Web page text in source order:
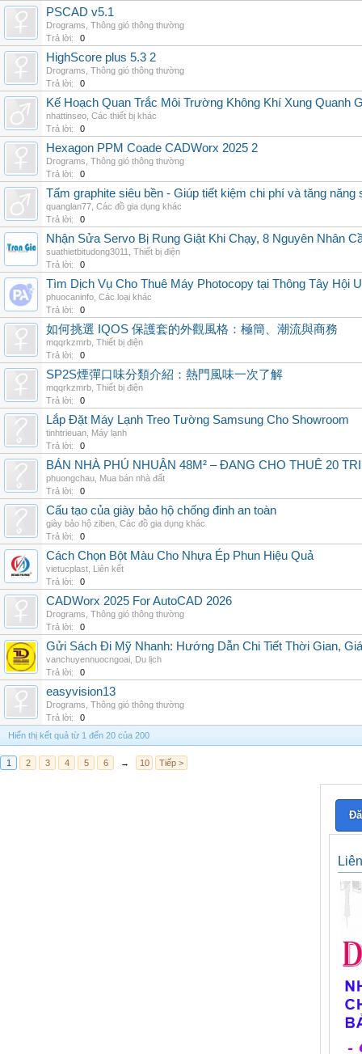
PSCAD v5.1
Drograms Thông gió thông thường
Trả lời:
0
HighScore plus 5.3 2
Drograms Thông gió thông thường
Trả lời:
0
Kế Hoạch Quan Trắc Môi Trường Không Khí Xung Quanh
nhattinseo Các thiết bị khác
Trả lời:
0
Hexagon PPM Coade CADWorx 2025 2
Drograms Thông gió thông thường
Trả lời:
0
Tấm graphite siêu bền - Giúp tiết kiệm chi phí và tăng năng
quanglan77 Các đồ gia dụng khác
Trả lời:
0
Nhận Sửa Servo Bị Rung Giật Khi Chạy, 8 Nguyên Nhân
suathietbitudong3011
Thiết bị điện
Trả lời:
0
Tìm Dịch Vụ Cho Thuê Máy Photocopy tại Thông Tây Hội
phuocaninfo Các loại khác
Trả lời:
0
如何挑選 IQOS 保護套的外觀風格：極簡、潮流與商務
mqqrkzmrb Thiết bị điện
Trả lời:
0
SP2S煙彈口味分類介紹：熱門風味一次了解
mqqrkzmrb Thiết bị điện
Trả lời:
0
Lắp Đặt Máy Lạnh Treo Tường Samsung Cho Showroom
tinhtrieuan Máy lạnh
Trả lời:
0
BÁN NHÀ PHÚ NHUẬN 48M² – ĐANG CHO THUÊ 20
phuongchau Mua bán nhà đất
Trả lời:
0
Cấu tạo của giày bảo hộ chống đinh an toàn
giày bảo hộ ziben Các đồ gia dụng khác
Trả lời:
0
Cách Chọn Bột Màu Cho Nhựa Ép Phun Hiệu Quả
vietucplast Liên kết
Trả lời:
0
CADWorx 2025 For AutoCAD 2026
Drograms Thông gió thông thường
Trả lời:
0
Gửi Sách Đi Mỹ Nhanh: Hướng Dẫn Chi Tiết Thời Gian,
vanchuyennuocngoai Du lịch
Trả lời:
0
easyvision13
Drograms Thông gió thông thường
Trả lời:
0
Hiển thị kết quả từ 1 đến 20 của 200
1 2 3 4 5 6 → 10 Tiếp >